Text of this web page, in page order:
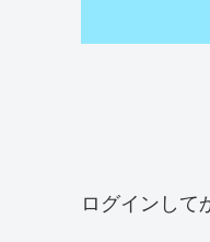
ログインして